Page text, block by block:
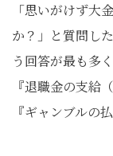
「思いがけず大
か？」と質問し
う回答が最も多
『退職金の支給
『ギャンブルの